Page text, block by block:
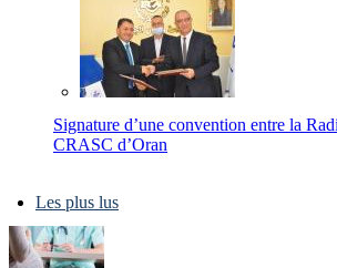
Signature d’une convention entre la
CRASC d’Oran
Les plus lus